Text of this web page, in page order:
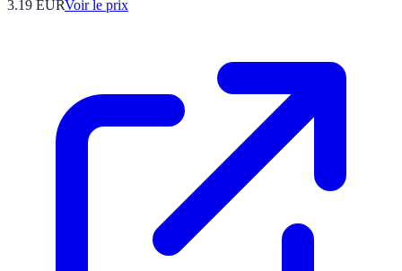
3.19 EURVoir le prix